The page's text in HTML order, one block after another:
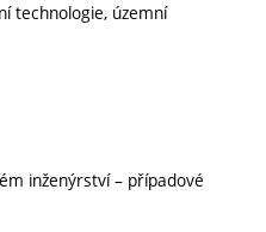
technologie, územní
inženýrství – případové